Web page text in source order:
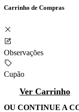
Carrinho de Compras
Observações
Cupão
Ver Carrinho
OU CONTINUE A